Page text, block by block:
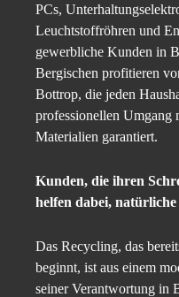
PCs,
Leuchtstoffröhren und
gewerbliche Kunden in
Bergischen profitieren
Bottrop, die jeden
professionellen Umgang
Materialien garantiert.
Kunden, die ihren
helfen dabei, natürliche
Das Recycling, das
beginnt, ist aus einem
seiner Verantwortung in